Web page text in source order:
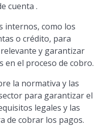
cuenta .
internos, como los
o crédito, para
y garantizar
en el proceso de cobro.
la normativa y las
para garantizar el
legales y las
de cobrar los pagos.